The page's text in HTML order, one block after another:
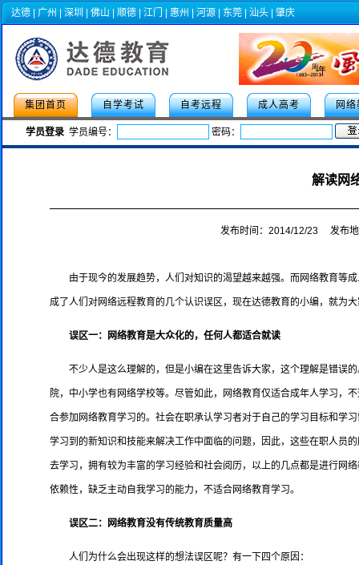
达德 广州 深圳 佛山 顺德 江门 惠州 河源 东莞 汕头 肇庆
集团首页 自学考试 自考远程 成人高考 网络
学员登录学员编号： 密码：
解读网
发布时间：2014/12/23 发布
由于现今的发展趋势，人们对知识的渴望越来越强。而网络教育等
成了人们对网络远程教育的几个认识误区，现在达德教育的小编，就为
误区一：网络教育是大众化的，任何人都适合就读
不少人是这么理解的，但是小编在这里告诉大家，这个理解是错误
院，中小学也有网络学校等。尽管如此，网络教育仅适合成年人学习，
合参加网络教育学习的。社会在职承认学习者对于自己的学习目标和学
学习到的新知识和技能来解决工作中面临的问题，因此，这些在职人员
去学习，拥有较为丰富的学习经验和社会阅历，以上的几点都是进行网
依赖性，缺乏主动自我学习的能力，不适合网络教育学习。
误区二：网络教育没有传统教育质量高
人们为什么会出现这样的想法误区呢？有一下四个原因：